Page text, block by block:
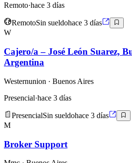
Remoto·hace 3 días
RemotoSin sueldohace 3 días
W
Cajero/a – José León Suarez,
Argentina
Westernunion · Buenos Aires
Presencial·hace 3 días
PresencialSin sueldohace 3 días
M
Broker Support